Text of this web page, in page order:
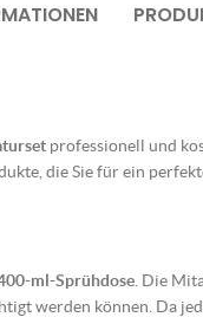
professionell und
die Sie für ein
ml-Sprühdose . Die
werden können. Da